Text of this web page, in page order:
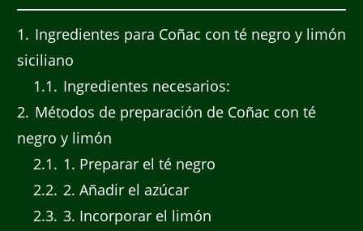
1
Ingredientes para Coñac con té negro y limón
siciliano
1.1
Ingredientes necesarios:
2 Métodos de preparación de Coñac con té
negro y limón
2.1
1. Preparar el té negro
2.2 2. Añadir el azúcar
2.3 3. Incorporar el limón